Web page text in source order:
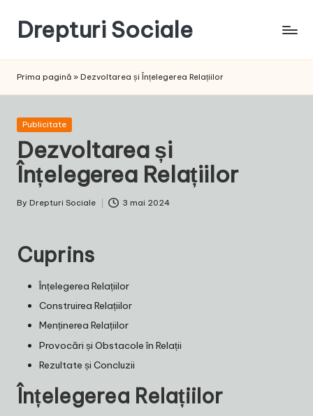
content
Drepturi Sociale
Sociale:
Ta,
Schimbarea
Noastră!
Prima pagină » Dezvoltarea și Înțelegerea Relațiilor
Posted
Publicitate
Dezvoltarea și
Înțelegerea Relațiilor
Posted
By Drepturi Sociale 3 mai 2024
Cuprins
Înțelegerea Relațiilor
Construirea Relațiilor
Menținerea Relațiilor
Provocări și Obstacole în Relații
Rezultate și Concluzii
Înțelegerea Relațiilor